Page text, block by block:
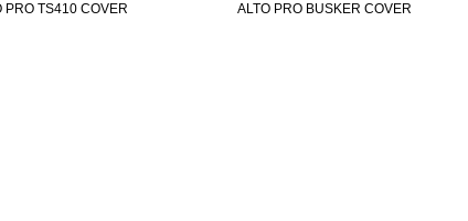
PRO TS410 COVER ALTO PRO BUSKER COVER